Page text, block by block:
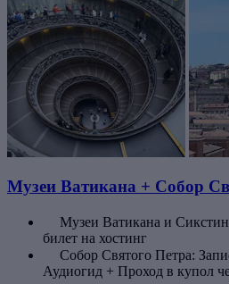
Музеи Ватикана + Собор
Музеи Ватикана и
билет на хостинг
Собор Святого Петра:
Аудиогид + Проход в купол